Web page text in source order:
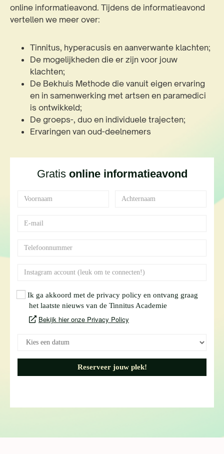
online informatieavond. Tijdens de informatieavond
vertellen we meer over:
Tinnitus, hyperacusis en aanverwante klachten;
De mogelijkheden die er zijn voor jouw
klachten;
De Bekhuis Methode die vanuit eigen ervaring
en in samenwerking met artsen en paramedici
is ontwikkeld;
De groeps-, duo en individuele trajecten;
Ervaringen van oud-deelnemers